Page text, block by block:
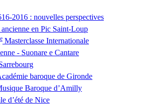
2016 : nouvelles perspectives
en Pic Saint-Loup
e Masterclasse Internationale
- Suonare e Cantare
baroque de Gironde
Baroque d’Amilly
d’été de Nice